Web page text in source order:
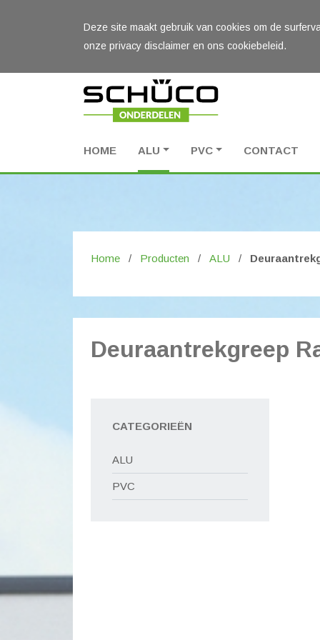
Deze site maakt gebruik van cookies om de
onze privacy disclaimer en ons cookiebeleid.
HOME ALU PVC CONTACT
Home / Producten / ALU /
Deuraantrekgreep
CATEGORIEËN
ALU
PVC